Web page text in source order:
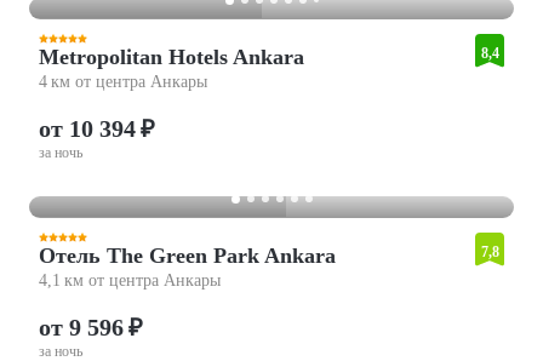
Metropolitan Hotels Ankara
4 км от центра Анкары
8,4
от 10 394 ₽
за ночь
Отель The Green Park Ankara
4,1 км от центра Анкары
7,8
от 9 596 ₽
за ночь